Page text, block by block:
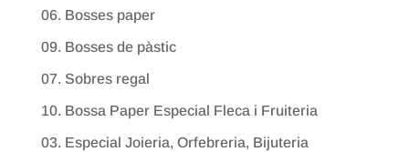
06. Bosses paper
09. Bosses de pàstic
07. Sobres regal
10. Bossa Paper Especial Fleca i Fruiteria
03. Especial Joieria, Orfebreria, Bijuteria